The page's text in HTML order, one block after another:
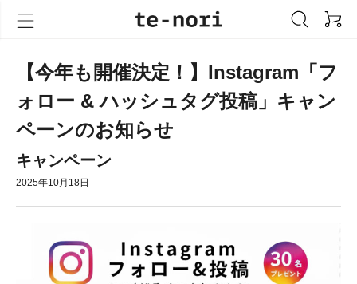
【今年も開催決定！】Instagram「フ
ォロー & ハッシュタグ投稿」キャン
ペーンのお知らせ
キャンペーン
2025年10月18日